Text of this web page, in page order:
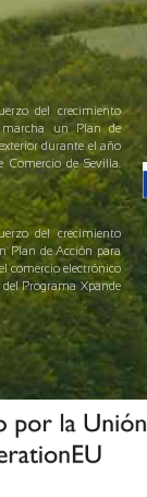
del crecimiento
un Plan de
durante el año
de Sevilla.
del crecimiento
Plan de Acción para
comercio electrónico
Programa Xpande